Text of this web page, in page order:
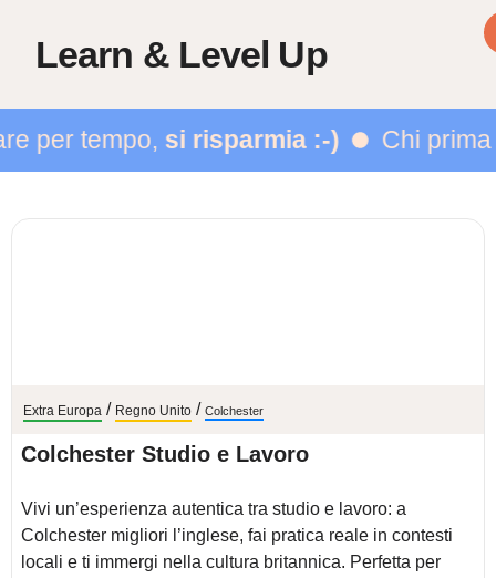
Learn & Level Up
per tempo,si risparmia :-) Chi prima
Extra Europa / Regno Unito / Colchester
Colchester Studio e Lavoro
Vivi un’esperienza autentica tra studio e lavoro: a
Colchester migliori l’inglese, fai pratica reale in contesti
locali e ti immergi nella cultura britannica. Perfetta per